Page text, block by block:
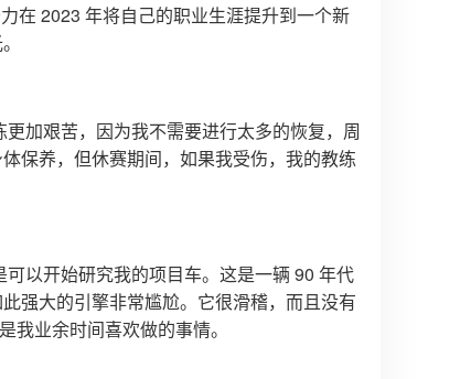
在 2023 年将自己的职业生涯提升到一个新
加艰苦，因为我不需要进行太多的恢复，周
保养，但休赛期间，如果我受伤，我的教练
以开始研究我的项目车。这是一辆 90 年代
强大的引擎非常尴尬。它很滑稽，而且没有
业余时间喜欢做的事情。